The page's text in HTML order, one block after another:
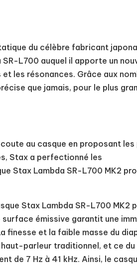
du célèbre fabricant
L700 auquel il apporte un
les résonances. Grâce aux
que jamais, pour le plus
au casque en proposant
Stax a perfectionné les
Stax Lambda SR-L700 MK2
Stax Lambda SR-L700 MK2
émissive garantit une
finesse et la faible masse du
parleur traditionnel, et ce du
de 7 Hz à 41 kHz. Ainsi, le